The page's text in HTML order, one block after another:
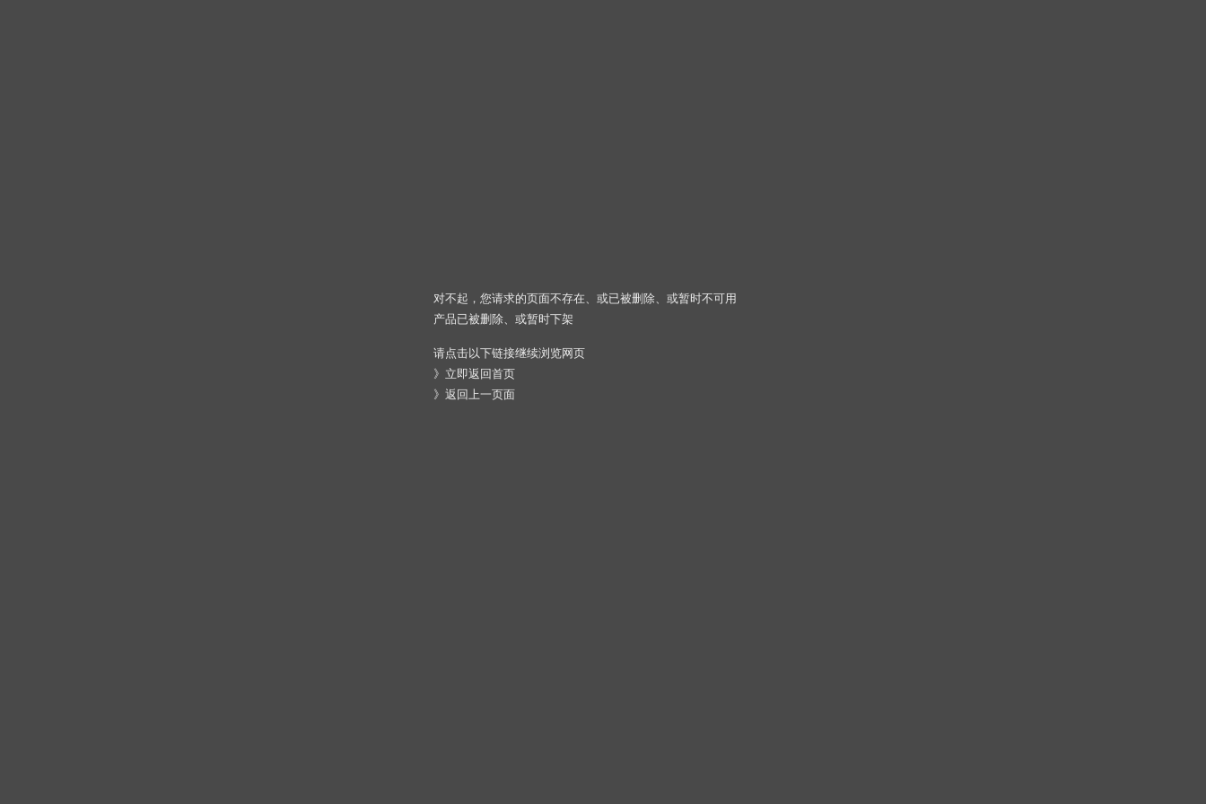
对不起，您请求的页面不存在、或已被删除、或暂时不可用
产品已被删除、或暂时下架
请点击以下链接继续浏览网页
》 立即返回首页
》 返回上一页面